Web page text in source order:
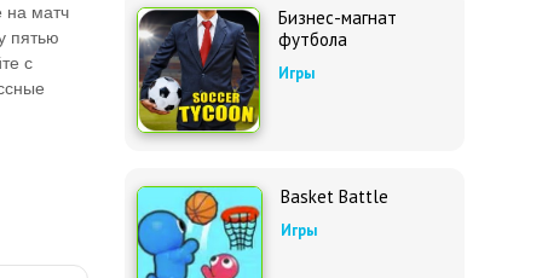
на матч
пятью
с
Бизнес-магнат
футбола
Игры
Basket Battle
Игры